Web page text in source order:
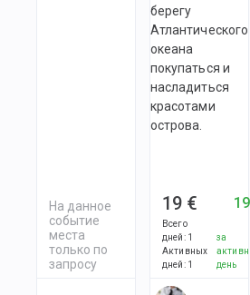
На данное
событие
места
только по
запросу
берегу
Атлантического
океана
покупаться и
насладиться
красотами
острова.
19 €
Всего
дней: 1
Активных
дней: 1
за
день